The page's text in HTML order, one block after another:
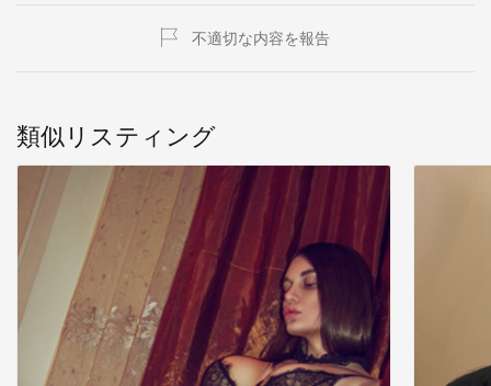
不適切な内容を報告
類似リスティング